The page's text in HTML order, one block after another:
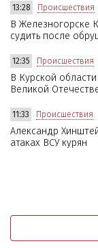
13:28 Происшествия
В Железногорске
судить после
12:35 Происшествия
В Курской
Великой
11:33 Происшествия
Александр
атаках ВСУ курян